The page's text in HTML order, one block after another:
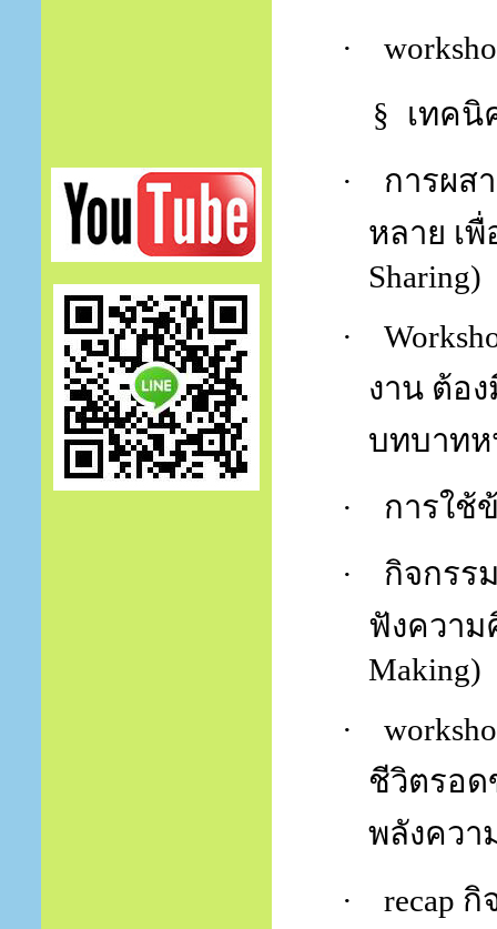
·
§
เทคนิ
·
การผส
หลาย เ
Sharing)
·
งาน ต้อ
บทบาท
·
การใช้
·
กิจกรร
ฟังความ
Making)
·
ชีวิตรอด
พลังควา
·
recap กิ